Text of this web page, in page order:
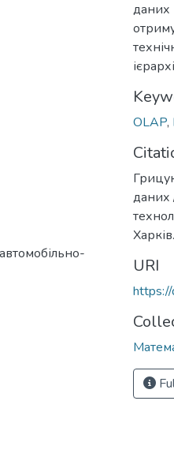
даних
OLAP,
даних
URI